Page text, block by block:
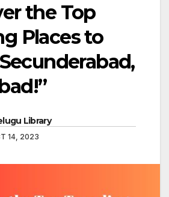
the Top
Places to
Library
14, 2023